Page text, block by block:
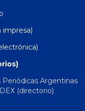
impresa)
Periódicas Argentinas
(directorio)